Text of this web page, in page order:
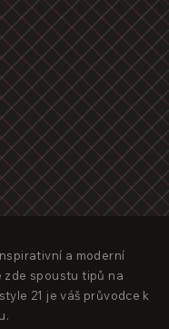
a moderní
zde spoustu tipů na
21 je váš průvodce k